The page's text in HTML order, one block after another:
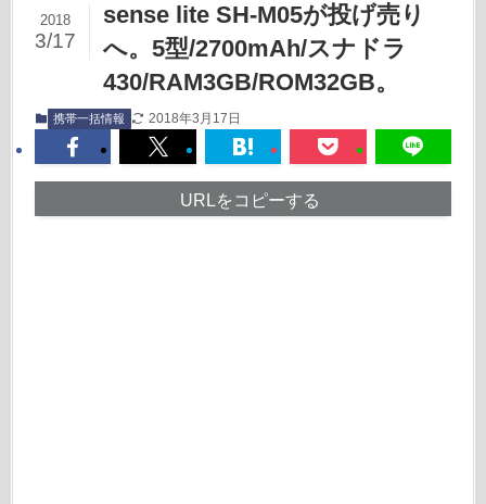
sense lite SH-M05が投げ売り
へ。5型/2700mAh/スナドラ
430/RAM3GB/ROM32GB。
2018
3/17
携帯一括情報 2018年3月17日
URLをコピーする